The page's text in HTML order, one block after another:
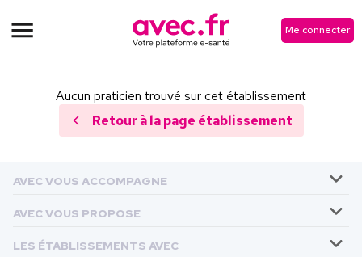
Me connecter
Aucun praticien trouvé sur cet établissement
Retour à la page établissement
AVEC VOUS ACCOMPAGNE
AVEC VOUS PROPOSE
LES ÉTABLISSEMENTS AVEC